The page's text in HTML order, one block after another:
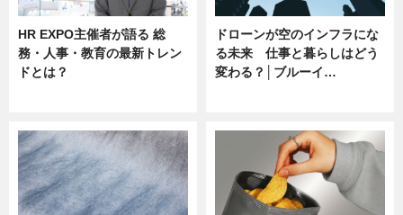
HR EXPO主催者が語る 総
務・人事・教育の最新トレン
ドとは？
ドローンが空のインフラにな
る未来 仕事と暮らしはどう
変わる？│ブルーイ…